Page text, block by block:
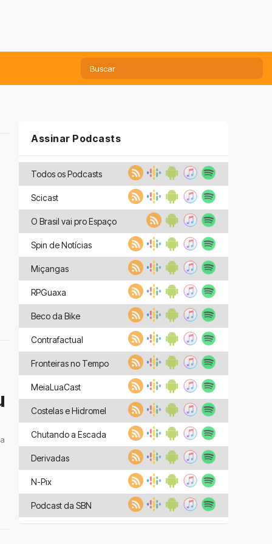
Assinar Podcasts
Todos os Podcasts
Scicast
O Brasil vai pro Espaço
Spin de Notícias
Miçangas
RPGuaxa
Beco da Bike
Contrafactual
Fronteiras no Tempo
MeiaLuaCast
Costelas e Hidromel
Chutando a Escada
Derivadas
N-Pix
Podcast da SBN